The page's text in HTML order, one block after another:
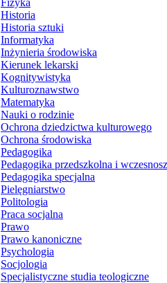
Fizyka
Historia
Historia sztuki
Informatyka
Inżynieria środowiska
Kierunek lekarski
Kognitywistyka
Kulturoznawstwo
Matematyka
Nauki o rodzinie
Ochrona dziedzictwa kulturowego
Ochrona środowiska
Pedagogika
Pedagogika przedszkolna i
Pedagogika specjalna
Pielęgniarstwo
Politologia
Praca socjalna
Prawo
Prawo kanoniczne
Psychologia
Socjologia
Specjalistyczne studia teologiczne